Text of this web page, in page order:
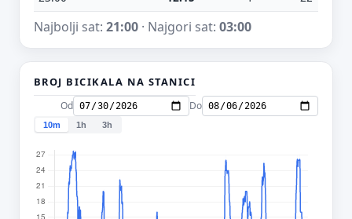
Najbolji sat: 21:00· Najgori sat: 03:00
BROJ BICIKALA NA STANICI
Od Do
10m 1h 3h